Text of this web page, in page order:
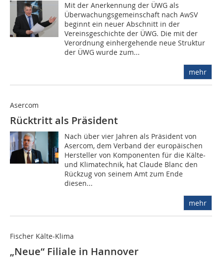
Mit der Anerkennung der ÜWG als
Überwachungsgemeinschaft nach AwSV
beginnt ein neuer Abschnitt in der
Vereinsgeschichte der ÜWG. Die mit der
Verordnung einhergehende neue Struktur
der ÜWG wurde zum...
mehr
Asercom
Rücktritt als Präsident
Nach über vier Jahren als Präsident von
Asercom, dem Verband der europäischen
Hersteller von Komponenten für die Kälte-
und Klimatechnik, hat Claude Blanc den
Rückzug von seinem Amt zum Ende
diesen...
mehr
Fischer Kälte-Klima
„Neue“ Filiale in Hannover